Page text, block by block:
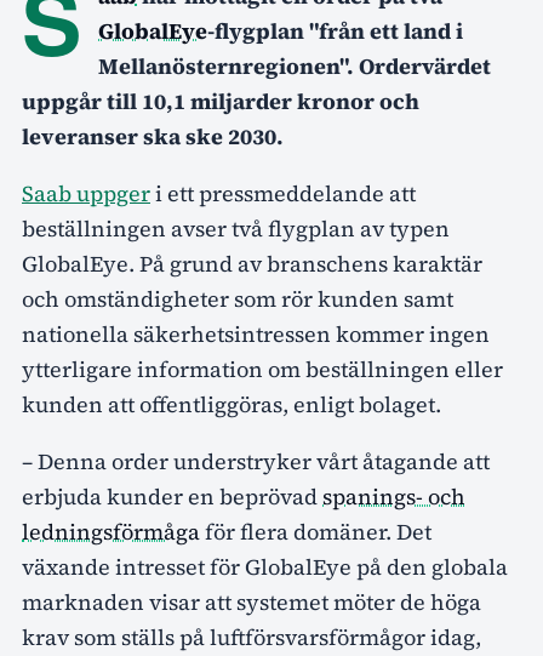
GlobalEye-flygplan "från ett land i
Mellanösternregionen". Ordervärdet
uppgår till 10,1 miljarder kronor och
leveranser ska ske 2030.
Saab uppgeri ett pressmeddelande att
beställningen avser två flygplan av typen
GlobalEye. På grund av branschens karaktär
och omständigheter som rör kunden samt
nationella säkerhetsintressen kommer ingen
ytterligare information om beställningen eller
kunden att offentliggöras, enligt bolaget.
– Denna order understryker vårt åtagande att
erbjuda kunder en beprövadspanings- och
ledningsförmågaför flera domäner. Det
växande intresset för GlobalEye på den globala
marknaden visar att systemet möter de höga
krav som ställs på luftförsvarsförmågor idag,